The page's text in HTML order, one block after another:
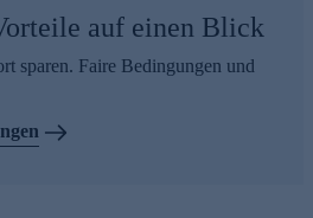
auf einen Blick
sparen. Faire Bedingungen und